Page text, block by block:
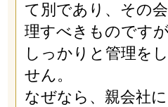
て別であり、その
理すべきものです
しっかりと管理を
せん。
なぜなら、親会社